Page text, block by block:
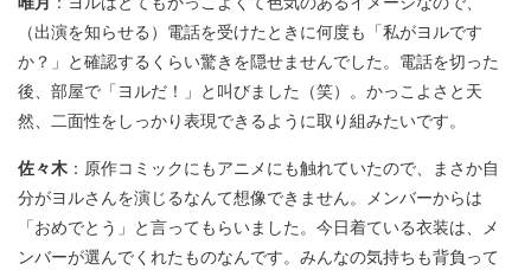
（出演を知らせる）電話を受けたときに何度も「私がヨルです
か？」と確認するくらい驚きを隠せませんでした。電話を切った
後、部屋で「ヨルだ！」と叫びました（笑）。かっこよさと天
然、二面性をしっかり表現できるように取り組みたいです。
佐々木 ：原作コミックにもアニメにも触れていたので、まさか自
分がヨルさんを演じるなんて想像できません。メンバーからは
「おめでとう」と言ってもらいました。今日着ている衣装は、メ
ンバーが選んでくれたものなんです。みんなの気持ちも背負って